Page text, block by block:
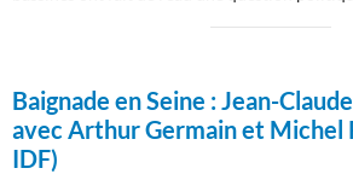
Baignade en Seine :Jean-
avec Arthur Germain et Michel
IDF)